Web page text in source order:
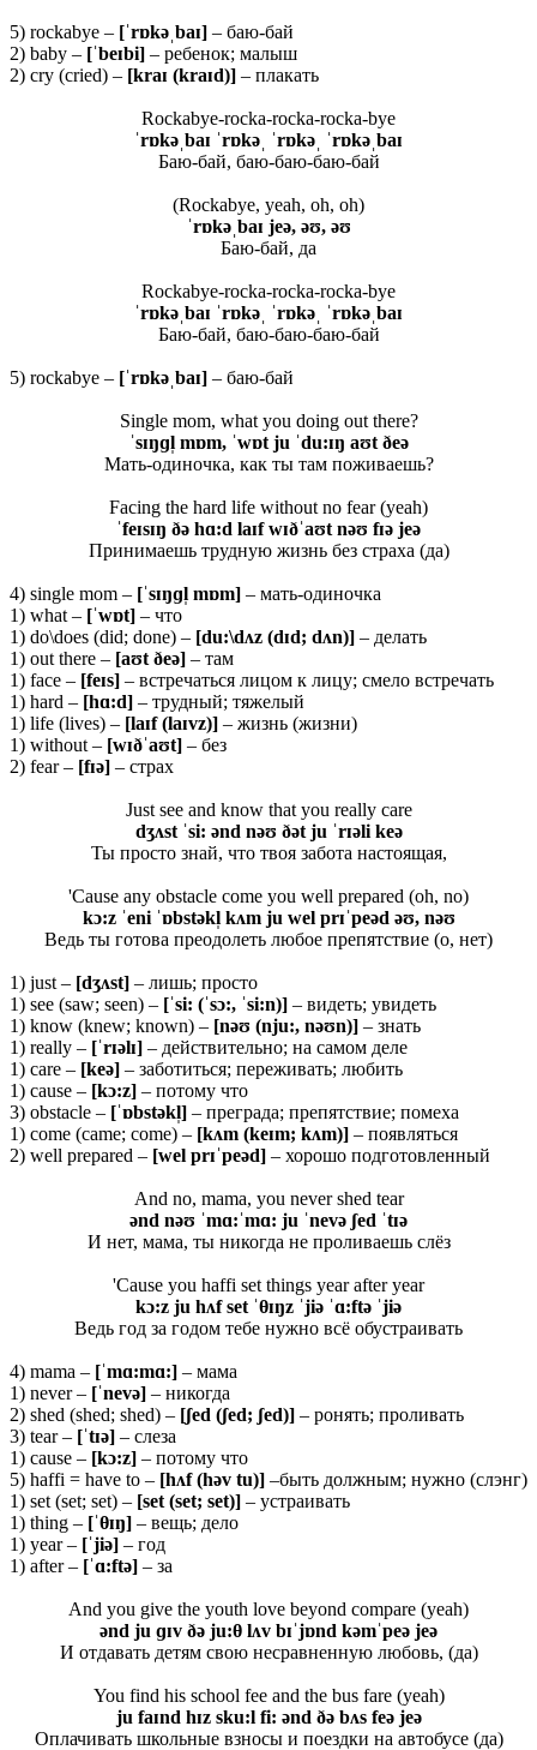
5) rockabye – [ˈrɒkəˌbaɪ] – баю-бай
2) baby – [ˈbeɪbi] – ребенок; малыш
2) cry (cried) – [kraɪ (kraɪd)] – плакать
Rockabye-rocka-rocka-rocka-bye
ˈrɒkəˌbaɪ ˈrɒkəˌ ˈrɒkəˌ ˈrɒkəˌbaɪ
Баю-бай, баю-баю-баю-бай
(Rockabye, yeah, oh, oh)
ˈrɒkəˌbaɪ jeə, əʊ, əʊ
Баю-бай, да
Rockabye-rocka-rocka-rocka-bye
ˈrɒkəˌbaɪ ˈrɒkəˌ ˈrɒkəˌ ˈrɒkəˌbaɪ
Баю-бай, баю-баю-баю-бай
5) rockabye – [ˈrɒkəˌbaɪ] – баю-бай
Single mom, what you doing out there?
ˈsɪŋɡl̩ mɒm, ˈwɒt ju ˈdu:ɪŋ aʊt ðeə
Мать-одиночка, как ты там поживаешь?
Facing the hard life without no fear (yeah)
ˈfeɪsɪŋ ðə hɑ:d laɪf wɪðˈaʊt nəʊ fɪə jeə
Принимаешь трудную жизнь без страха (да)
4) single mom – [ˈsɪŋɡl̩ mɒm] – мать-одиночка
1) what – [ˈwɒt] – что
1) do\does (did; done) – [du:\dʌz (dɪd; dʌn)] – делать
1) out there – [aʊt ðeə] – там
1) face – [feɪs] – встречаться лицом к лицу; смело встречать
1) hard – [hɑ:d] – трудный; тяжелый
1) life (lives) – [laɪf (laɪvz)] – жизнь (жизни)
1) without – [wɪðˈaʊt] – без
2) fear – [fɪə] – страх
Just see and know that you really care
dʒʌst ˈsi: ənd nəʊ ðət ju ˈrɪəli keə
Ты просто знай, что твоя забота настоящая,
'Cause any obstacle come you well prepared (oh, no)
kɔ:z ˈeni ˈɒbstəkl̩ kʌm ju wel prɪˈpeəd əʊ, nəʊ
Ведь ты готова преодолеть любое препятствие (о, нет)
1) just – [dʒʌst] – лишь; просто
1) see (saw; seen) – [ˈsi: (ˈsɔ:, ˈsi:n)] – видеть; увидеть
1) know (knew; known) – [nəʊ (nju:, nəʊn)] – знать
1) really – [ˈrɪəlɪ] – действительно; на самом деле
1) care – [keə] – заботиться; переживать; любить
1) cause – [kɔ:z] – потому что
3) obstacle – [ˈɒbstəkl̩] – преграда; препятствие; помеха
1) come (came; come) – [kʌm (keɪm; kʌm)] – появляться
2) well prepared – [wel prɪˈpeəd] – хорошо подготовленный
And no, mama, you never shed tear
ənd nəʊ ˈmɑ:ˈmɑ: ju ˈnevə ʃed ˈtɪə
И нет, мама, ты никогда не проливаешь слёз
'Cause you haffi set things year after year
kɔ:z ju hʌf set ˈθɪŋz ˈjiə ˈɑ:ftə ˈjiə
Ведь год за годом тебе нужно всё обустраивать
4) mama – [ˈmɑ:mɑ:] – мама
1) never – [ˈnevə] – никогда
2) shed (shed; shed) – [ʃed (ʃed; ʃed)] – ронять; проливать
3) tear – [ˈtɪə] – слеза
1) cause – [kɔ:z] – потому что
5) haffi = have to – [hʌf (həv tu)] –быть должным; нужно (слэнг)
1) set (set; set) – [set (set; set)] – устраивать
1) thing – [ˈθɪŋ] – вещь; дело
1) year – [ˈjiə] – год
1) after – [ˈɑ:ftə] – за
And you give the youth love beyond compare (yeah)
ənd ju ɡɪv ðə ju:θ lʌv bɪˈjɒnd kəmˈpeə jeə
И отдавать детям свою несравненную любовь, (да)
You find his school fee and the bus fare (yeah)
ju faɪnd hɪz sku:l fi: ənd ðə bʌs feə jeə
Оплачивать школьные взносы и поездки на автобусе (да)